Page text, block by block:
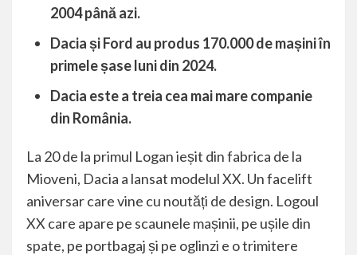
2004 până azi.
Dacia și Ford au produs 170.000 de mașini în
primele șase luni din 2024.
Dacia este a treia cea mai mare companie
din România.
La 20 de la primul Logan ieșit din fabrica de la
Mioveni, Dacia a lansat modelul XX. Un facelift
aniversar care vine cu noutăți de design. Logoul
XX care apare pe scaunele mașinii, pe ușile din
spate, pe portbagaj și pe oglinzi e o trimitere